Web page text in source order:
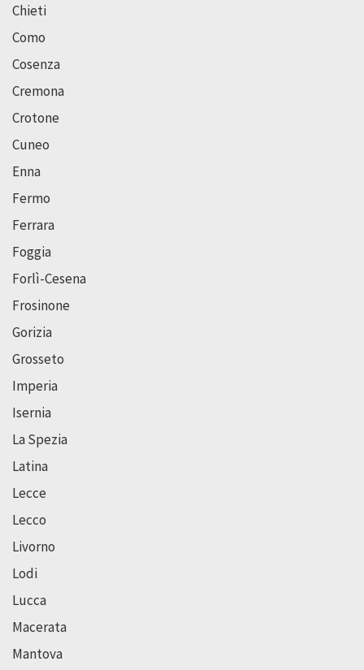
Chieti
Como
Cosenza
Cremona
Crotone
Cuneo
Enna
Fermo
Ferrara
Foggia
Forlì-Cesena
Frosinone
Gorizia
Grosseto
Imperia
Isernia
La Spezia
Latina
Lecce
Lecco
Livorno
Lodi
Lucca
Macerata
Mantova